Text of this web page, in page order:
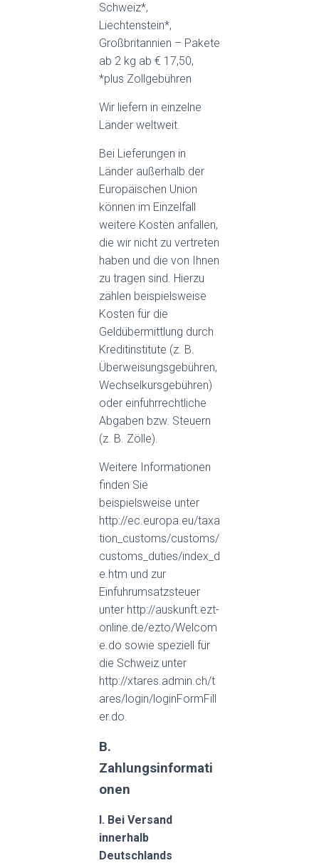
Schweiz*,
Liechtenstein*,
Großbritannien – Pakete
ab 2 kg ab € 17,50,
*plus Zollgebühren
Wir liefern in einzelne
Länder weltweit.
Bei Lieferungen in
Länder außerhalb der
Europäischen Union
können im Einzelfall
weitere Kosten anfallen,
die wir nicht zu vertreten
haben und die von Ihnen
zu tragen sind. Hierzu
zählen beispielsweise
Kosten für die
Geldübermittlung durch
Kreditinstitute (z. B.
Überweisungsgebühren,
Wechselkursgebühren)
oder einfuhrrechtliche
Abgaben bzw. Steuern
(z. B. Zölle).
Weitere Informationen
finden Sie
beispielsweise unter
http://ec.europa.eu/taxa
tion_customs/customs/
customs_duties/index_d
e.htm und zur
Einfuhrumsatzsteuer
unter http://auskunft.ezt-
online.de/ezto/Welcom
e.do sowie speziell für
die Schweiz unter
http://xtares.admin.ch/t
ares/login/loginFormFill
er.do.
B.
Zahlungsinformati
onen
I. Bei Versand
innerhalb
Deutschlands